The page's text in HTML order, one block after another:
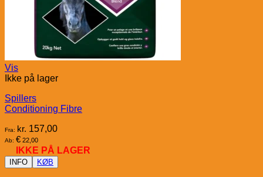
Vis
Ikke på lager
Spillers
Conditioning Fibre
Fra: kr. 157,00
Ab: € 22,00
IKKE PÅ LAGER
INFO KØB